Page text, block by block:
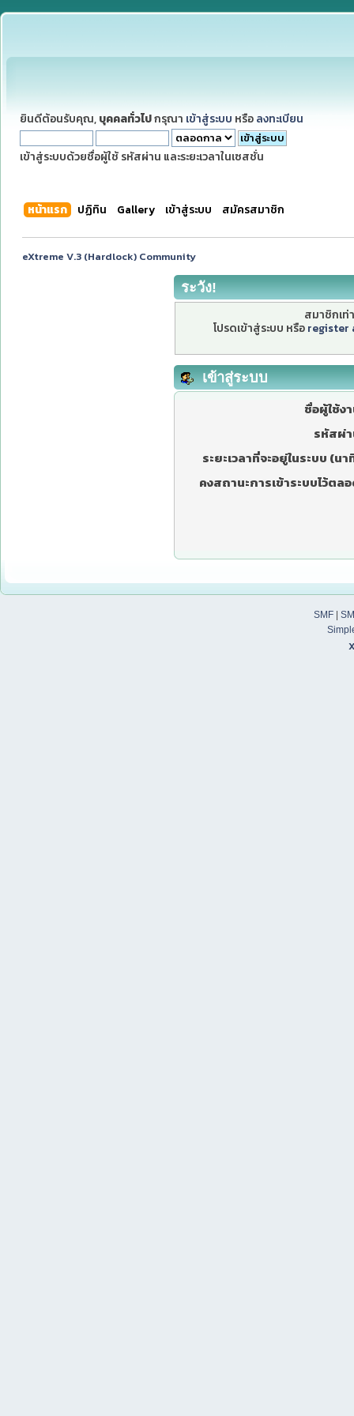
ยินดีต้อนรับคุณ, บุคคลทั่วไปกรุณา เข้าสู่ระบบ หรือ ลงทะเบียน
เข้าสู่ระบบด้วยชื่อผู้ใช้ รหัสผ่าน และระยะเวลาในเซสชั่น
หน้าแรก ปฏิทิน Gallery เข้าสู่ระบบ สมัครสมาชิก
eXtreme V.3 (Hardlock) Community
ระวัง!
สมาชิกเท่
โปรดเข้าสู่ระบบ หรือ register
เข้าสู่ระบบ
ชื่อผู้ใช้ง
รหัสผ่
ระยะเวลาที่จะอยู่ในระบบ (นา
คงสถานะการเข้าระบบไว้ตล
SMF|